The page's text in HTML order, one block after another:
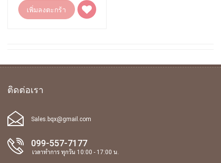
เพิ่มลงตะกร้า
เพิ่ม
ไป
ติดต่อเรา
Sales.bqx@gmail.com
099-557-7177
เวลาทำการ ทุกวัน 10:00 - 17:00 น.